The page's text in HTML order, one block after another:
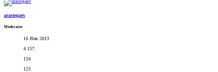
arastegaev
Moderator
16 Янв 2013
4.157
124
123